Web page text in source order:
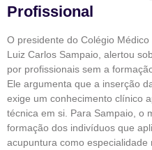
Profissional
O presidente do Colégio Médico
Luiz Carlos Sampaio, alertou
por profissionais sem a
Ele argumenta que a inserção
exige um conhecimento clínico
técnica em si. Para Sampaio, o
formação dos indivíduos que
acupuntura como especialidade